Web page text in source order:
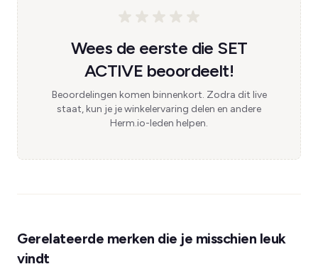
Wees de eerste die SET
ACTIVE beoordeelt!
Beoordelingen komen binnenkort. Zodra dit live
staat, kun je je winkelervaring delen en andere
Herm.io-leden helpen.
Gerelateerde merken die je misschien leuk
vindt